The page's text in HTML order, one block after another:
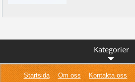
Kategorier
Startsida Om oss Kontakta oss